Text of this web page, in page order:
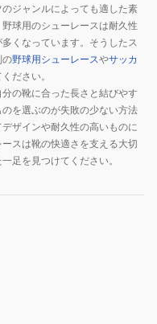
ジャンルによっても適した素
球用のシューレースは耐久性
くなっています。そうしたス
の野球用シューレースやサッカ
ださい。
の靴に合った長さと結びやす
を選ぶのが失敗の少ない方法
ザインや耐久性の高いものに
スは靴の快適さを支える大切
足を見つけてください。